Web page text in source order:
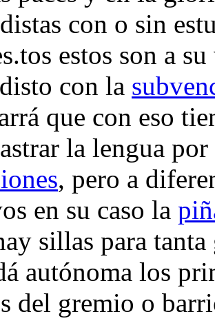
con o sin
estos son a
con la
que con eso
la lengua
, pero a
en su caso la
sillas para
autónoma los
del gremio o